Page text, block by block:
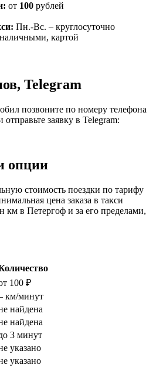
от 100 рублей
Пн.-Вс. – круглосуточно
наличными, картой
Telegram
позвоните по номеру телефона
отправьте заявку в Telegram:
опции
стоимость поездки по тарифу
цена заказа в такси
в Петергоф и за его пределами,
100 ₽
км/минут
найдена
найдена
3 минут
указано
указано